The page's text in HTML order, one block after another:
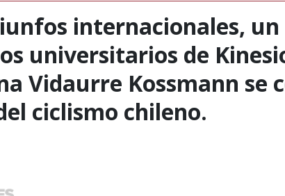
internacionales,
universitarios de
Vidaurre Kossmann se
ciclismo chileno.